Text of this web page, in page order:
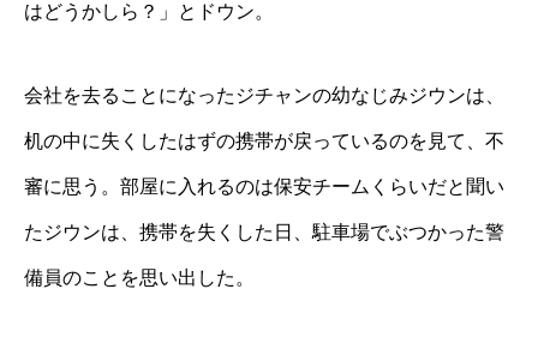
はどうかしら？」とドウン。
会社を去ることになったジチャンの幼なじみジウンは、
机の中に失くしたはずの携帯が戻っているのを見て、不
審に思う。部屋に入れるのは保安チームくらいだと聞い
たジウンは、携帯を失くした日、駐車場でぶつかった警
備員のことを思い出した。